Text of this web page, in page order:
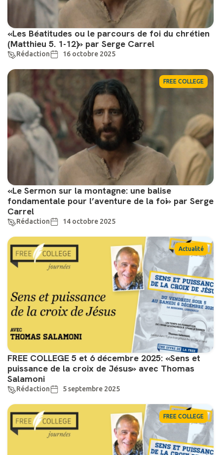
«Les Béatitudes ou le parcours de foi du chrétien
(Matthieu 5. 1-12)» par Serge Carrel
Rédaction 16 octobre 2025
FREE COLLEGE
«Le Sermon sur la montagne: une balise
fondamentale pour l’aventure de la foi» par Serge
Carrel
Rédaction 14 octobre 2025
Actualité
FREE COLLEGE 5 et 6 décembre 2025: «Sens et
puissance de la croix de Jésus» avec Thomas
Salamoni
Rédaction 5 septembre 2025
FREE COLLEGE